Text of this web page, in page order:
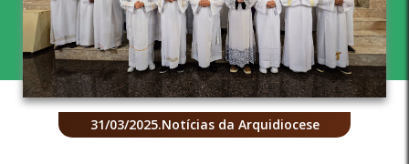
31/03/2025.Notícias da Arquidiocese